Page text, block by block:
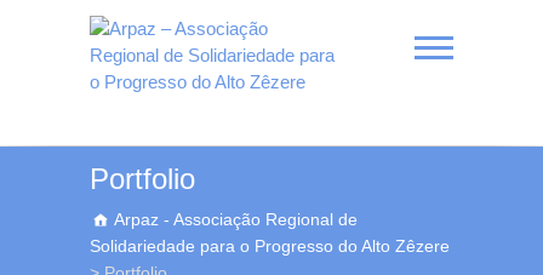
Arpaz – Associação
Regional de
Solidariedade para o
Portfolio
Arpaz - Associação Regional de
Solidariedade para o Progresso do Alto Zêzere